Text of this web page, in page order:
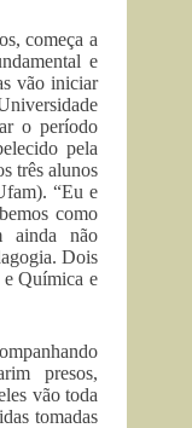
começa a
e
vão iniciar
o período
pela
três alunos
“Eu e
como
ainda não
Dois
e Química e
presos,
vão toda
tomadas